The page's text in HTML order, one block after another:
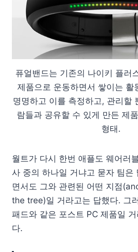
퓨얼밴드는 기존의 나이키 플러
제품으로 운동하면서 쌓이는 활
명명하고 이를 측정하고, 관리할
람들과 공유할 수 있게 만든 제
형태.
월트가 다시 한번 애플도 웨어러
사 중의 하나일 거냐고 묻자 팀은
면서도 그와 관련된 어떤 지점
the tree)일 거라고는 답했다. 그
패드와 같은 포스트 PC 제품일
다.